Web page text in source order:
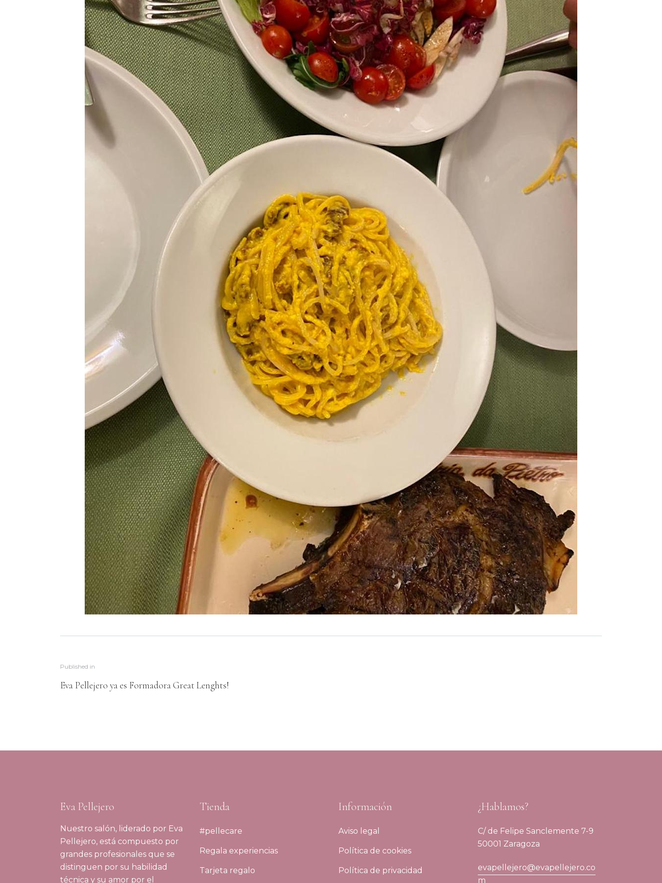
Published in
Eva Pellejero ya es Formadora Great Lenghts!
Eva Pellejero
Nuestro salón, liderado por Eva
Pellejero, está compuesto por
grandes profesionales que se
distinguen por su habilidad
técnica y su amor por el
Tienda
#pellecare
Regala experiencias
Tarjeta regalo
Información
Aviso legal
Política de cookies
Política de privacidad
¿Hablamos?
C/ de Felipe Sanclemente 7-9
50001 Zaragoza
evapellejero@evapellejero.co
m